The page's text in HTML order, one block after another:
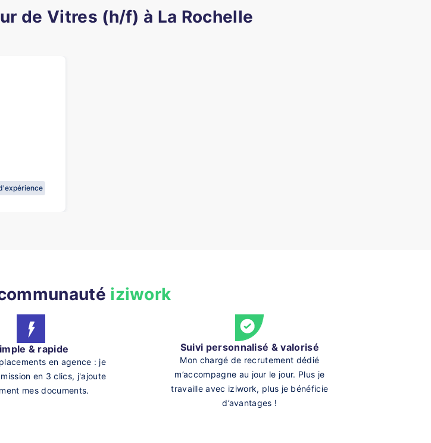
de Vitres (h/f) à La Rochelle
iziwork
& rapide
en agence : je
en 3 clics, j'ajoute
mes documents.
Suivi personnalisé & valorisé
Mon chargé de recrutement dédié
m’accompagne au jour le jour. Plus je
travaille avec iziwork, plus je bénéficie
d’avantages !